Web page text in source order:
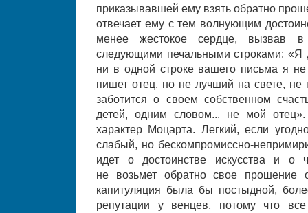
приказывавшей ему взять обратно
отвечает ему с тем волнующим
менее жестокое сердце, вызвав в
следующими печальными строками: «Я
ни в одной строке вашего письма я
пишет отец, но не лучший на свете, не
заботится о своем собственном
детей, одним словом... не мой отец».
характер Моцарта. Легкий, если
слабый, но бескомпромиссно-
идет о достоинстве искусства и о
не возьмет обратно свое прошение
капитуляция была бы постыдной,
репутации у венцев, потому что